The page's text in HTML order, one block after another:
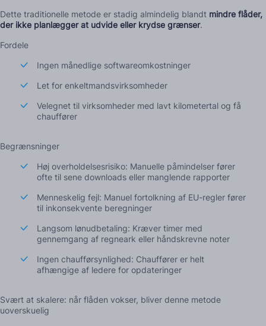
Dette traditionelle metode er stadig almindelig blandt mindre flåder,
der ikke planlægger at udvide eller krydse grænser.
Fordele
Ingen månedlige softwareomkostninger
Let for enkeltmandsvirksomheder
Velegnet til virksomheder med lavt kilometertal og få
chauffører
Begrænsninger
Høj overholdelsesrisiko: Manuelle påmindelser fører
ofte til sene downloads eller manglende rapporter
Menneskelig fejl: Manuel fortolkning af EU-regler fører
til inkonsekvente beregninger
Langsom lønudbetaling: Kræver timer med
gennemgang af regneark eller håndskrevne noter
Ingen chaufførsynlighed: Chauffører er helt
afhængige af ledere for opdateringer
Svært at skalere: når flåden vokser, bliver denne metode
uoverskuelig